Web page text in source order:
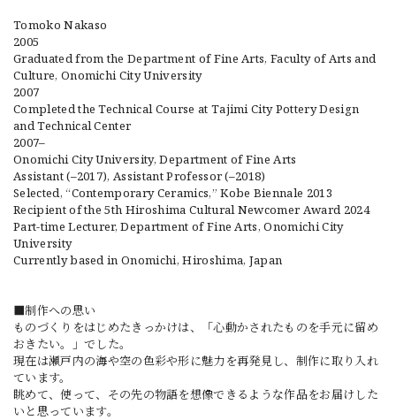
Tomoko Nakaso
2005
Graduated from the Department of Fine Arts, Faculty of Arts and
Culture, Onomichi City University
2007
Completed the Technical Course at Tajimi City Pottery Design
and Technical Center
2007–
Onomichi City University, Department of Fine Arts
Assistant (–2017), Assistant Professor (–2018)
Selected, “Contemporary Ceramics,” Kobe Biennale 2013
Recipient of the 5th Hiroshima Cultural Newcomer Award 2024
Part-time Lecturer, Department of Fine Arts, Onomichi City
University
Currently based in Onomichi, Hiroshima, Japan
■制作への思い
ものづくりをはじめたきっかけは、「心動かされたものを手元に留め
おきたい。」でした。
現在は瀬戸内の海や空の色彩や形に魅力を再発見し、制作に取り入れ
ています。
眺めて、使って、その先の物語を想像できるような作品をお届けした
いと思っています。